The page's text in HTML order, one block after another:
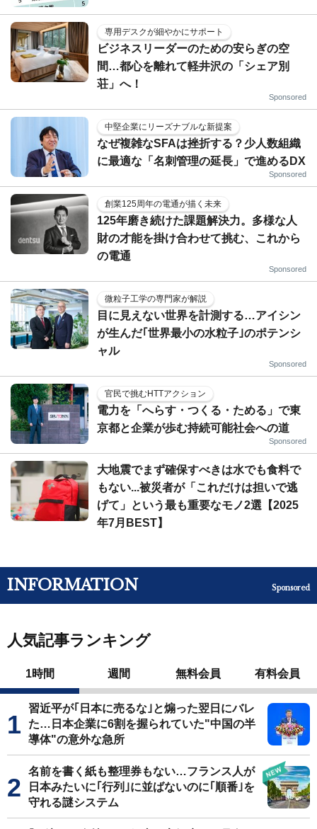
専用デスクが細やかにサポート
ビジネスリーダーのための安らぎの空
間…都心を離れて軽井沢の「シェア別
荘」へ！
Sponsored
中堅企業にリーズナブルな新提案
なぜ複雑なSFAは挫折する？少人数組織
に最適な「名刺管理の延長」で進めるDX
Sponsored
創業125周年の電通が描く未来
125年磨き続けた課題解決力。多様な人
財の才能を掛け合わせて挑む、これから
の電通
Sponsored
微粒子工学の専門家が解説
目に見えない世界を計測する…アイシン
が生んだ｢世界最小の水粒子｣のポテンシ
ャル
Sponsored
官民で挑むHTTアクション
電力を「へらす・つくる・ためる」で東
京都と企業が歩む持続可能社会への道
Sponsored
大地震でまず確保すべきは水でも食料で
もない...被災者が「これだけは担いで逃
げて」という最も重要なモノ2選【2025
年7月BEST】
INFORMATION Sponsored
人気記事ランキング
1時間 週間 無料会員 有料会員
習近平が｢日本に売るな｣と煽った翌日にバレ
た…日本企業に6割を握られていた"中国の半
導体"の意外な急所
名前を書く紙も整理券もない…フランス人が
日本みたいに｢行列｣に並ばないのに｢順番｣を
守れる謎システム